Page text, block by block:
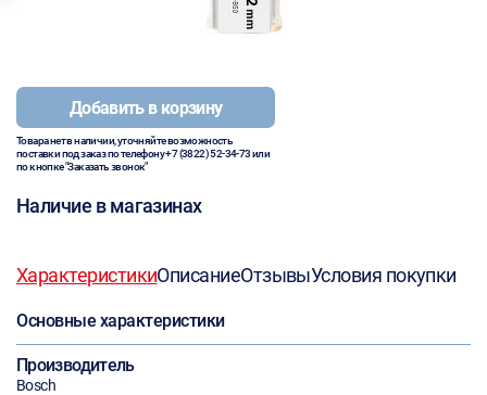
Добавить в корзину
Товара нет в наличии, уточняйте возможность
поставки под заказ по телефону+7 (3822) 52-34-73или
по кнопке "Заказать звонок"
Наличие в магазинах
ХарактеристикиОписаниеОтзывыУсловия покупки
Основные характеристики
Производитель
Bosch